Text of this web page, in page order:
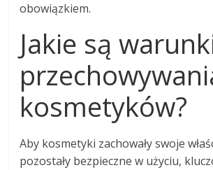
obowiązkiem.
Jakie są
kosmetyków?
Aby kosmetyki zachowały swoje
pozostały bezpieczne w użyciu,